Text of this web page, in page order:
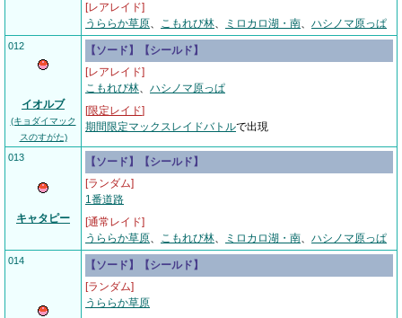
[レアレイド]
うららか草原、 こもれび林、 ミロカロ湖・南、 ハシノマ原っぱ
012
イオルブ
(キョダイマック
スのすがた)
【ソード】【シールド】
[レアレイド]
こもれび林、 ハシノマ原っぱ
[限定レイド]
期間限定マックスレイドバトルで出現
013
キャタピー
【ソード】【シールド】
[ランダム]
1番道路
[通常レイド]
うららか草原、 こもれび林、 ミロカロ湖・南、 ハシノマ原っぱ
014
【ソード】【シールド】
[ランダム]
うららか草原